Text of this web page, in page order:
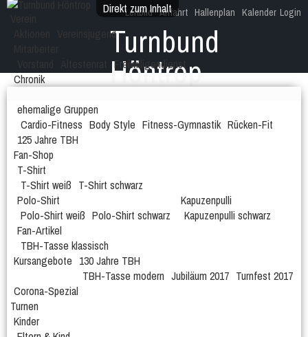
Direkt zum Inhalt Login
Leitbild Anfahrt Hallenplan Kalender
Turnbund
Höntrop
Vereinsjugend
Freiwilligendienst
Chronik
ehemalige Gruppen
Cardio-Fitness Body Style Fitness-Gymnastik Rücken-Fit
125 Jahre TBH
Fan-Shop
T-Shirt
T-Shirt weiß T-Shirt schwarz
Polo-Shirt
Polo-Shirt weiß Polo-Shirt schwarz
Kapuzenpulli
Kapuzenpulli schwarz
Fan-Artikel
TBH-Tasse klassisch
Kursangebote 130 Jahre TBH
TBH-Tasse modern Jubiläum 2017 Turnfest 2017
Corona-Spezial
Turnen
Kinder